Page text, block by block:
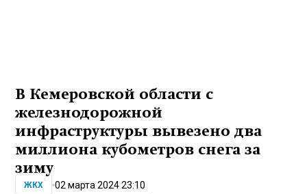
В Кемеровской области с
железнодорожной
инфраструктуры вывезено два
миллиона кубометров снега за
зиму
ЖКХ 02 марта 2024 23:10